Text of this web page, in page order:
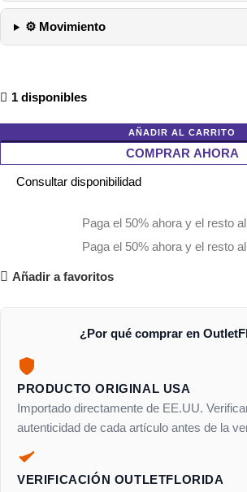
⚙️ Movimiento
1 disponibles
AÑADIR AL CARRITO
COMPRAR AHORA
Consultar disponibilidad
Paga el 50% ahora y el resto
Paga el 50% ahora y el resto
Añadir a favoritos
¿Por qué comprar en
PRODUCTO ORIGINAL USA
Importado directamente de EE.UU.
autenticidad de cada artículo antes de la
VERIFICACIÓN OUTLETFLORIDA